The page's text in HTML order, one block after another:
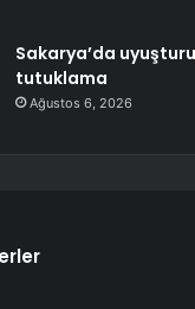
Sakarya’da
tutuklama
Ağustos 6, 2026